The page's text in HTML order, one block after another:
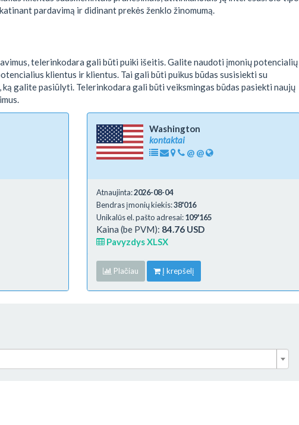
pardavimą ir didinant prekės ženklo žinomumą.
telerinkodara gali būti puiki išeitis. Galite naudoti įmonių potencialių
klientus ir klientus. Tai gali būti puikus būdas susisiekti su
ką galite pasiūlyti. Telerinkodara gali būti veiksmingas būdas pasiekti naujų
Washington
kontaktai
@ @
Atnaujinta:2026-08-04
Bendras įmonių kiekis:38'016
Unikalūs el. pašto adresai:109'165
Kaina (be PVM): 84.76 USD
Pavyzdys XLSX
Plačiau Į krepšelį